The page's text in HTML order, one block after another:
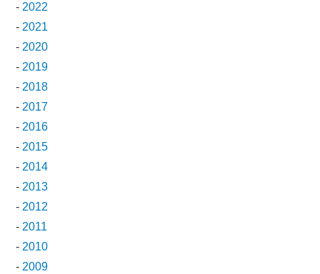
- 2022
- 2021
- 2020
- 2019
- 2018
- 2017
- 2016
- 2015
- 2014
- 2013
- 2012
- 2011
- 2010
- 2009